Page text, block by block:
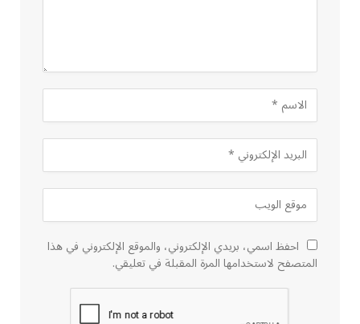
احفظ اسمي، بريدي الإلكتروني، والموقع الإلكتروني في هذا
المتصفح لاستخدامها المرة المقبلة في تعليقي.